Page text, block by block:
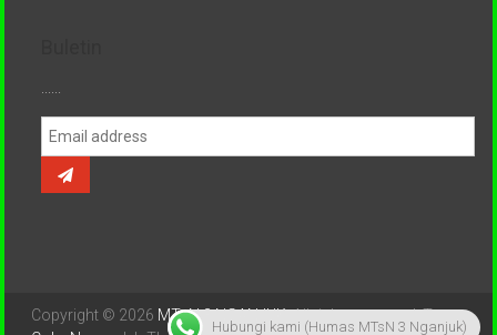
......
Copyright © 2026 MTsN 3 NGANJUK. All rights reserved. Tema:
Hubungi kami (Humas MTsN 3 Nganjuk)